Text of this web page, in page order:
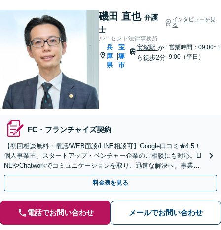
磯田 直也 弁護
士
インタビューを見
る
ルーセント法律事務所
兵
庫
県
宝
塚
市
宝塚駅 か
ら徒歩2分
営業時間：09:00~1
9:00（平日）
FC・フランチャイズ契約
【初回相談無料・電話/WEB面談/LINE相談可】Google口コミ★4.5！
個人事業主、スタートアップ・ベンチャー企業のご相談にも対応。LI
NEやChatworkでコミュニケーションを取り、迅速な解決へ。事業の
発展を強力に推進します。
料金表を見る
電話でお問い合わせ メールでお問い合わせ